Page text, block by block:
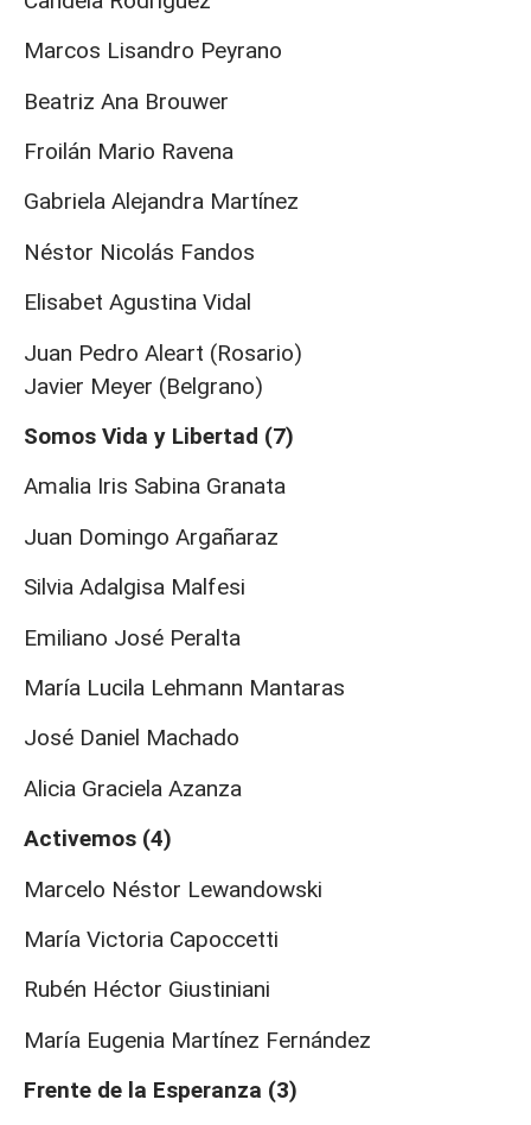
Marcos Lisandro Peyrano
Beatriz Ana Brouwer
Froilán Mario Ravena
Gabriela Alejandra Martínez
Néstor Nicolás Fandos
Elisabet Agustina Vidal
Juan Pedro Aleart (Rosario)
Javier Meyer (Belgrano)
Somos Vida y Libertad (7)
Amalia Iris Sabina Granata
Juan Domingo Argañaraz
Silvia Adalgisa Malfesi
Emiliano José Peralta
María Lucila Lehmann Mantaras
José Daniel Machado
Alicia Graciela Azanza
Activemos (4)
Marcelo Néstor Lewandowski
María Victoria Capoccetti
Rubén Héctor Giustiniani
María Eugenia Martínez Fernández
Frente de la Esperanza (3)